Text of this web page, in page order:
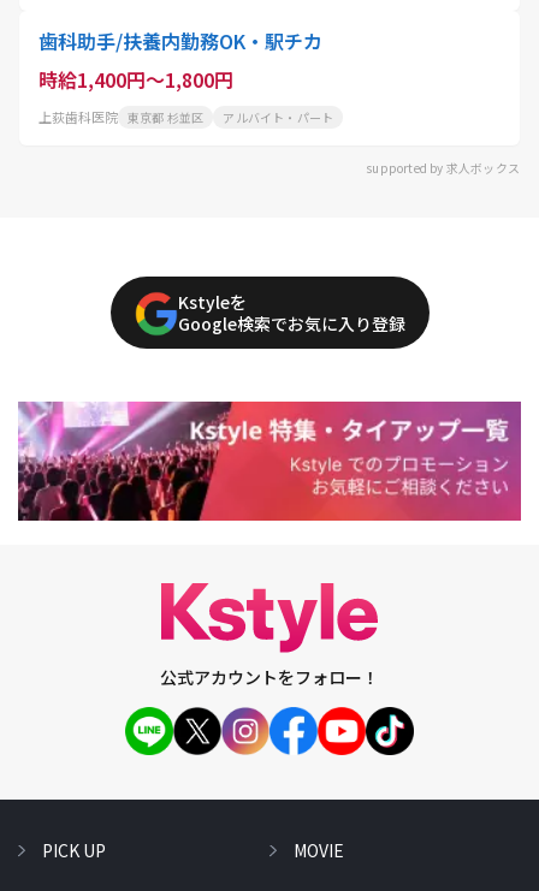
歯科助手/扶養内勤務OK・駅チカ
時給1,400円～1,800円
上荻歯科医院 東京都 杉並区 アルバイト・パート
supported by 求人ボックス
Kstyleを
Google検索でお気に入り登録
公式アカウントをフォロー！
PICK UP
MOVIE